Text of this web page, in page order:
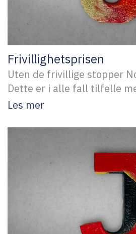
Frivillighetsprisen
Uten de frivillige stopper
Dette er i alle fall tilfelle
Les mer